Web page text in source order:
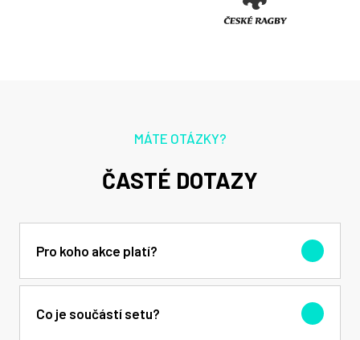
MÁTE OTÁZKY?
ČASTÉ DOTAZY
Pro koho akce platí?
Akce je určena pouze pro nové zákazníky (kluby), kteří
s námi ještě nespolupracovali. Platí do 31. 12. 2026.
Co je součástí setu?